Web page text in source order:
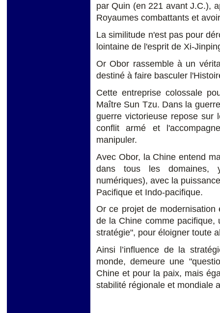
par Quin (en 221 avant J.C.),
Royaumes combattants et
La similitude n'est pas pour
lointaine de l'esprit de Xi-
Or Obor rassemble à un
destiné à faire basculer
Cette entreprise colossale
Maître Sun Tzu. Dans la
guerre victorieuse repose sur
conflit armé et
manipuler.
Avec Obor, la Chine entend
dans tous les domaines,
numériques), avec la
Pacifique et Indo-pacifique.
Or ce projet de modernisation
de la Chine comme pacifique,
stratégie", pour éloigner toute
Ainsi l’influence de la
monde, demeure une
Chine et pour la paix, mais
stabilité régionale et mondiale